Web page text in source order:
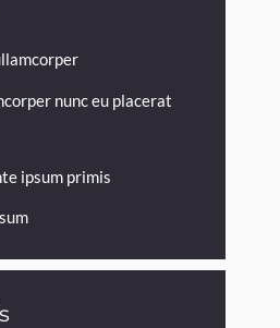
nunc eu placerat
ipsum primis